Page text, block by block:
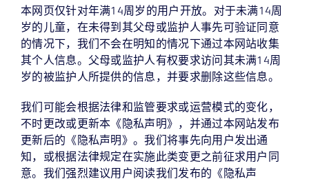
本网页仅针对年满14周岁的用户开放。对于未满14周
岁的儿童，在未得到其父母或监护人事先可验证同意
的情况下，我们不会在明知的情况下通过本网站收集
其个人信息。父母或监护人有权要求访问其未满14周
岁的被监护人所提供的信息，并要求删除这些信息。
我们可能会根据法律和监管要求或运营模式的变化，
不时更改或更新本《隐私声明》，并通过本网站发布
更新后的《隐私声明》。我们将事先向用户发出通
知，或根据法律规定在实施此类变更之前征求用户同
意。我们强烈建议用户阅读我们发布的《隐私声